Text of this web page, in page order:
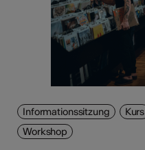
Informationssitzung Kurs
Workshop